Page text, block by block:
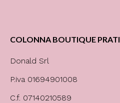
COLONNA BOUTIQUE PRATI
Donald Srl
P.iva 01694901008
C.f. 07140210589